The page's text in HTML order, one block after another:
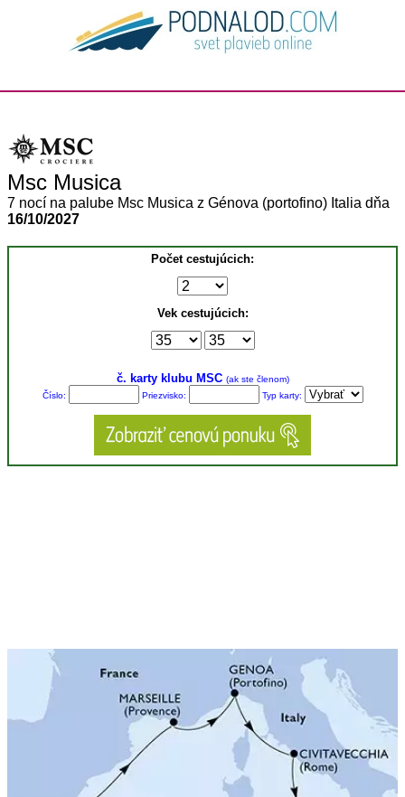
Msc Musica
7 nocí na palube Msc Musica z Génova (portofino) Italia dňa
16/10/2027
Počet cestujúcich:
Vek cestujúcich:
č. karty klubu MSC (ak ste členom)
Číslo:
Priezvisko: Typ karty: